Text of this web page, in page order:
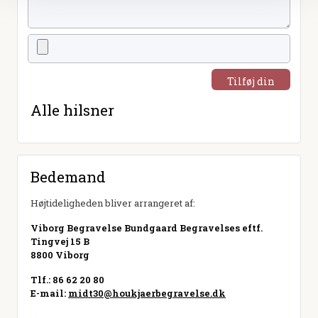
Tilføj din
Alle hilsner
Bedemand
Højtideligheden bliver arrangeret af:
Viborg Begravelse Bundgaard Begravelses eftf.
Tingvej 15 B
8800 Viborg
Tlf.: 86 62 20 80
E-mail: midt30@houkjaerbegravelse.dk